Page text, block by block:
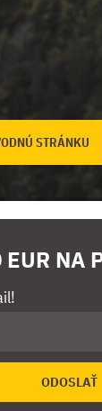
STRÁNKU
EUR NA
ODOSLAŤ